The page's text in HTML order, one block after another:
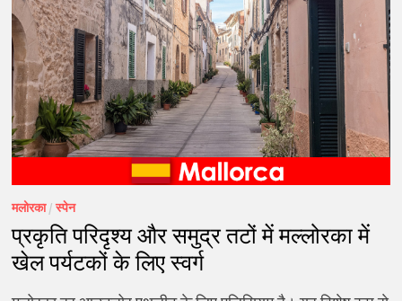
मलोरका/स्पेन
प्रकृति परिदृश्य और समुद्र तटों में मल्लोरका में
खेल पर्यटकों के लिए स्वर्ग